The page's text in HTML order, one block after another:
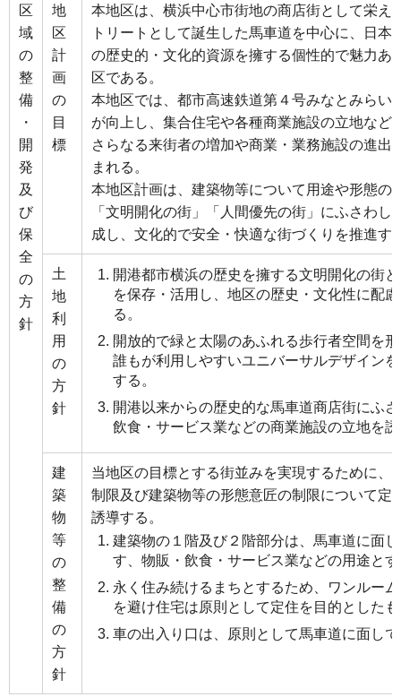
区
域
の
整
備
・
開
発
及
び
保
全
の
方
針
地
区
計
画
の
目
標
本地区は、横浜中心市街地の商店街として栄え
トリートとして誕生した馬車道を中心に、日本
の歴史的・文化的資源を擁する個性的で魅力あ
区である。
本地区では、都市高速鉄道第４号みなとみらい
が向上し、集合住宅や各種商業施設の立地など
さらなる来街者の増加や商業・業務施設の進出
まれる。
本地区計画は、建築物等について用途や形態の
「文明開化の街」「人間優先の街」にふさわ
成し、文化的で安全・快適な街づくりを推進す
土
地
利
用
の
方
針
開港都市横浜の歴史を擁する文明開化の街
を保存・活用し、地区の歴史・文化性に配
る。
開放的で緑と太陽のあふれる歩行者空間を
誰もが利用しやすいユニバーサルデザイン
する。
開港以来からの歴史的な馬車道商店街にふ
飲食・サービス業などの商業施設の立地を
建
築
物
等
の
整
備
の
方
針
当地区の目標とする街並みを実現するために、
制限及び建築物等の形態意匠の制限について定
誘導する。
建築物の１階及び２階部分は、馬車道に面
す、物販・飲食・サービス業などの用途と
永く住み続けるまちとするため、ワンルー
を避け住宅は原則として定住を目的とした
車の出入り口は、原則として馬車道に面し